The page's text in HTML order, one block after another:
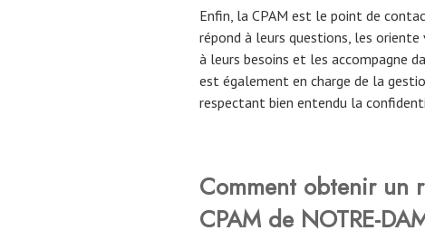
Enfin, la CPAM est le point de
répond à leurs questions, les
à leurs besoins et les accompagne
est également en charge de la
respectant bien entendu la
Comment obtenir un
CPAM de NOTRE-